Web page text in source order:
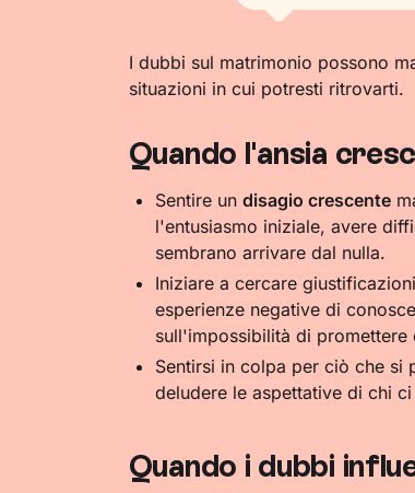
I dubbi sul matrimonio possono
situazioni in cui potresti ritrovarti.
Quando l'ansia
Sentire un disagio crescente
l'entusiasmo iniziale, avere
sembrano arrivare dal nulla.
Iniziare a cercare
esperienze negative di
sull'impossibilità di promettere
Sentirsi in colpa per ciò che si
deludere le aspettative di chi
Quando i dubbi